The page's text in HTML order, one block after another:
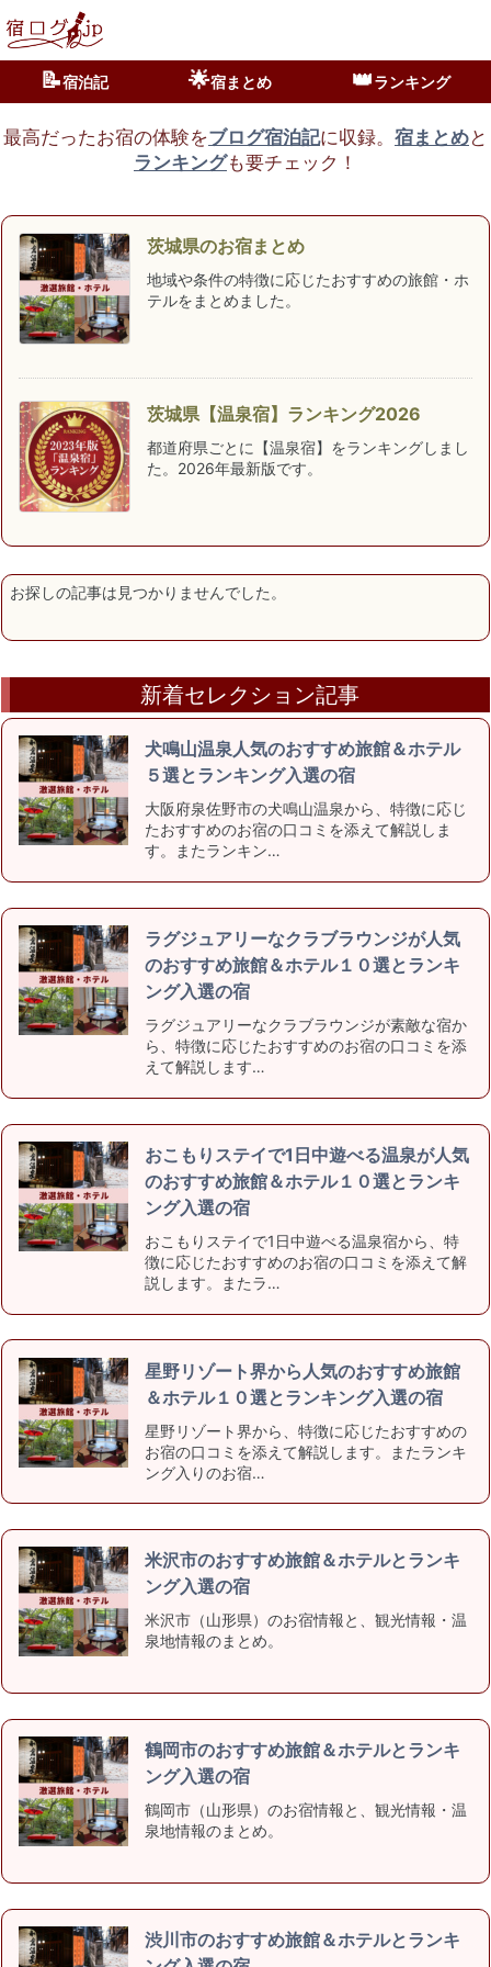
📝宿泊記 🌟宿まとめ 👑ランキング
最高だったお宿の体験をブログ宿泊記に収録。 宿まとめと
ランキングも要チェック！
茨城県のお宿まとめ
地域や条件の特徴に応じたおすすめの旅館・ホ
テルをまとめました。
茨城県【温泉宿】ランキング2026
都道府県ごとに【温泉宿】をランキングしまし
た。2026年最新版です。
お探しの記事は見つかりませんでした。
新着セレクション記事
犬鳴山温泉人気のおすすめ旅館＆ホテル
５選とランキング入選の宿
大阪府泉佐野市の犬鳴山温泉から、特徴に応じ
たおすすめのお宿の口コミを添えて解説しま
す。またランキン…
ラグジュアリーなクラブラウンジが人気
のおすすめ旅館＆ホテル１０選とランキ
ング入選の宿
ラグジュアリーなクラブラウンジが素敵な宿か
ら、特徴に応じたおすすめのお宿の口コミを添
えて解説します…
おこもりステイで1日中遊べる温泉が人気
のおすすめ旅館＆ホテル１０選とランキ
ング入選の宿
おこもりステイで1日中遊べる温泉宿から、特
徴に応じたおすすめのお宿の口コミを添えて解
説します。またラ…
星野リゾート界から人気のおすすめ旅館
＆ホテル１０選とランキング入選の宿
星野リゾート界から、特徴に応じたおすすめの
お宿の口コミを添えて解説します。またランキ
ング入りのお宿…
米沢市のおすすめ旅館＆ホテルとランキ
ング入選の宿
米沢市（山形県）のお宿情報と、観光情報・温
泉地情報のまとめ。
鶴岡市のおすすめ旅館＆ホテルとランキ
ング入選の宿
鶴岡市（山形県）のお宿情報と、観光情報・温
泉地情報のまとめ。
渋川市のおすすめ旅館＆ホテルとランキ